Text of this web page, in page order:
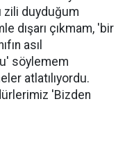
zili duyduğum
dışarı çıkmam, 'bir
asıl
söylemem
atlatılıyordu.
'Bizden